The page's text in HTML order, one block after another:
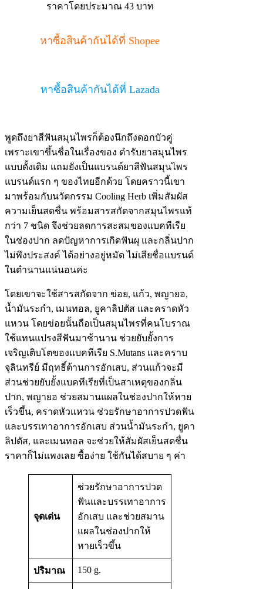
ราคาโดยประมาณ 43 บาท
หาซื้อสินค้ากันได้ที่ Shopee
หาซื้อสินค้ากันได้ที่ Lazada
พูดถึงยาสีฟันสมุนไพรก็ต้องนึกถึงดอกบัวคู่
เพราะเขาขึ้นชื่อในเรื่องของ ตำรับยาสมุนไพร
แบบดั้งเดิม แถมยังเป็นแบรนด์ยาสีฟันสมุนไพร
แบรนด์แรก ๆ ของไทยอีกด้วย โดยคราวนี้เขา
มาพร้อมกับนวัตกรรม Cooling Herb เพิ่มสัมผัส
ความเย็นสดชื่น พร้อมสารสกัดจากสมุนไพรแท้
กว่า 7 ชนิด จึงช่วยลดการสะสมของแบคทีเรีย
ในช่องปาก ลดปัญหาการเกิดฟันผุ และกลิ่นปาก
ไม่พึงประสงค์ ได้อย่างอยู่หมัด ไม่เสียชื่อแบรนด์
ในตำนานแน่นอนค่ะ
โดยเขาจะใช้สารสกัดจาก ข่อย, แก้ว, พญายอ,
น้ำมันระกำ, เมนทอล, ยูคาลิปตัส และคราดหัว
แหวน โดยข่อยนั้นถือเป็นสมุนไพรที่คนโบราณ
ใช้แทนแปรงสีฟันมาช้านาน ช่วยยับยั้งการ
เจริญเติบโตของแบคทีเรีย S.Mutans และคราบ
จุลินทรีย์ มีฤทธิ์ต้านการอักเสบ, ส่วนแก้วจะมี
ส่วนช่วยยับยั้งแบคทีเรียที่เป็นสาเหตุของกลิ่น
ปาก, พญายอ ช่วยสมานแผลในช่องปากให้หาย
เร็วขึ้น, คราดหัวแหวน ช่วยรักษาอาการปวดฟัน
และบรรเทาอาการอักเสบ ส่วนน้ำมันระกำ, ยูคา
ลิปตัส, และเมนทอล จะช่วยให้สัมผัสเย็นสดชื่น
ราคาก็ไม่แพงเลย ซื้อง่าย ใช้กันได้สบาย ๆ ค่า
จุดเด่น
ช่วยรักษาอาการปวด
ฟันและบรรเทาอาการ
อักเสบ และช่วยสมาน
แผลในช่องปากให้
หายเร็วขึ้น
ปริมาณ 150 g.